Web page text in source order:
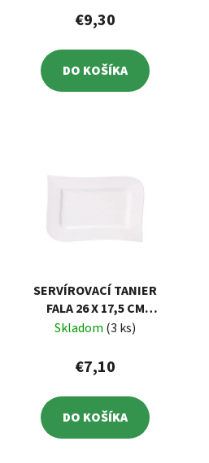
€9,30
DO KOŠÍKA
SERVÍROVACÍ TANIER
FALA 26 X 17,5 CM
AMBITION
Skladom (3 ks)
€7,10
DO KOŠÍKA